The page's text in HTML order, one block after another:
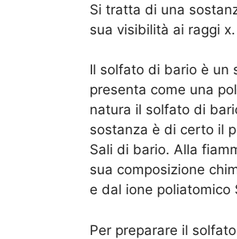
Si tratta di una
sua visibilità ai raggi
Il solfato di bario è un
presenta come una
natura il solfato di
sostanza è di certo il
Sali di bario. Alla
sua composizione
e dal ione poliatomico
Per preparare il